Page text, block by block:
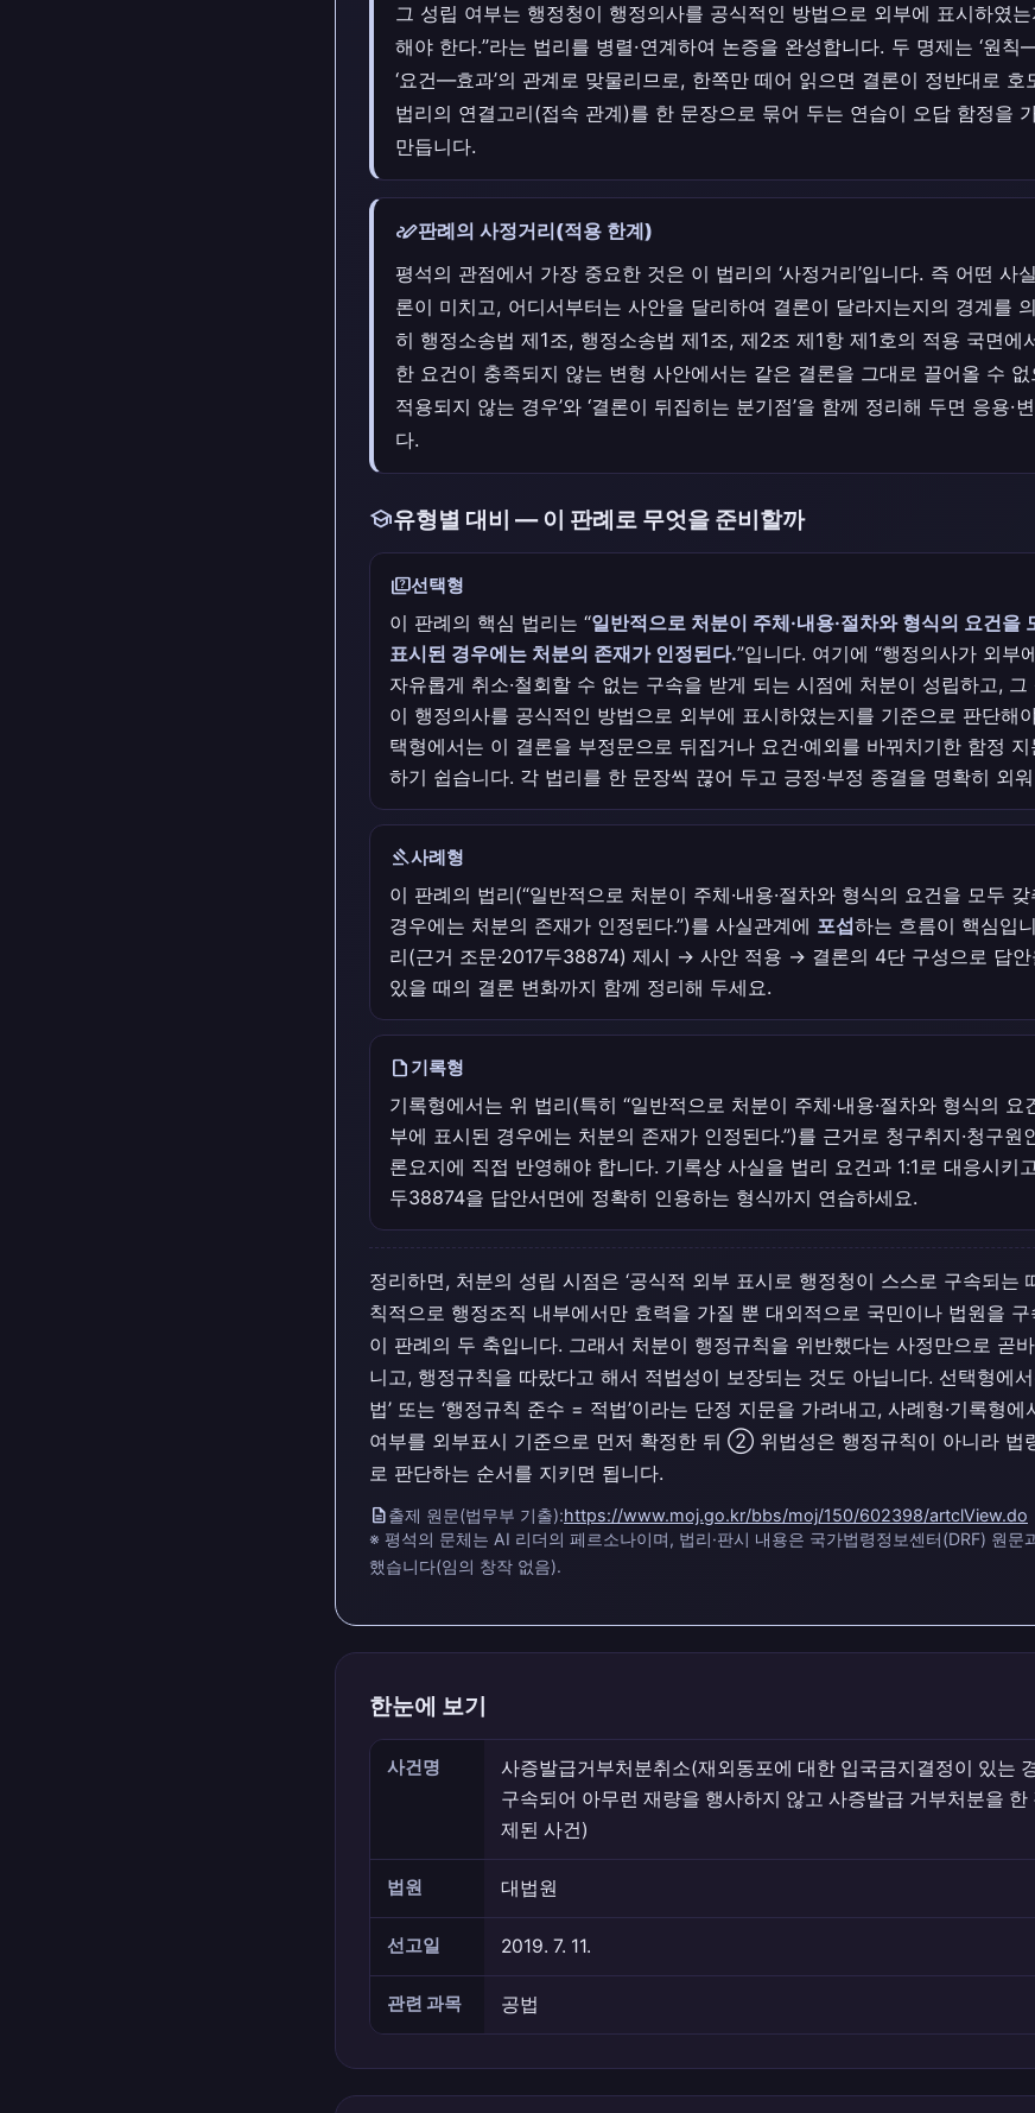
그 성립 여부는 행정청이 행정의사를 공식적인 방법으로 외부에 표시하였
해야 한다.”라는 법리를 병렬·연계하여 논증을 완성합니다. 두 명제는 ‘원칙
‘요건—효과’의 관계로 맞물리므로, 한쪽만 떼어 읽으면 결론이 정반대로 호
법리의 연결고리(접속 관계)를 한 문장으로 묶어 두는 연습이 오답 함정을
만듭니다.
stylus_note판례의 사정거리(적용 한계)
평석의 관점에서 가장 중요한 것은 이 법리의 ‘사정거리’입니다. 즉 어떤 사
론이 미치고, 어디서부터는 사안을 달리하여 결론이 달라지는지의 경계를
히 행정소송법 제1조, 행정소송법 제1조, 제2조 제1항 제1호의 적용 국면에
한 요건이 충족되지 않는 변형 사안에서는 같은 결론을 그대로 끌어올 수 없
적용되지 않는 경우’와 ‘결론이 뒤집히는 분기점’을 함께 정리해 두면 응용·
다.
school유형별 대비 — 이 판례로 무엇을 준비할까
quiz선택형
이 판례의 핵심 법리는 “일반적으로 처분이 주체·내용·절차와 형식의 요건을
표시된 경우에는 처분의 존재가 인정된다.”입니다. 여기에 “행정의사가 외부
자유롭게 취소·철회할 수 없는 구속을 받게 되는 시점에 처분이 성립하고,
이 행정의사를 공식적인 방법으로 외부에 표시하였는지를 기준으로 판단해
택형에서는 이 결론을 부정문으로 뒤집거나 요건·예외를 바꿔치기한 함정
하기 쉽습니다. 각 법리를 한 문장씩 끊어 두고 긍정·부정 종결을 명확히 외
gavel사례형
이 판례의 법리(“일반적으로 처분이 주체·내용·절차와 형식의 요건을 모두
경우에는 처분의 존재가 인정된다.”)를 사실관계에 포섭하는 흐름이 핵심입
리(근거 조문·2017두38874) 제시 → 사안 적용 → 결론의 4단 구성으로 답안
있을 때의 결론 변화까지 함께 정리해 두세요.
draft 기록형
기록형에서는 위 법리(특히 “일반적으로 처분이 주체·내용·절차와 형식의 요
부에 표시된 경우에는 처분의 존재가 인정된다.”)를 근거로 청구취지·청구원
론요지에 직접 반영해야 합니다. 기록상 사실을 법리 요건과 1:1로 대응시키
두38874을 답안서면에 정확히 인용하는 형식까지 연습하세요.
정리하면, 처분의 성립 시점은 ‘공식적 외부 표시로 행정청이 스스로 구속되는
칙적으로 행정조직 내부에서만 효력을 가질 뿐 대외적으로 국민이나 법원을
이 판례의 두 축입니다. 그래서 처분이 행정규칙을 위반했다는 사정만으로 곧
니고, 행정규칙을 따랐다고 해서 적법성이 보장되는 것도 아닙니다. 선택형에
법’ 또는 ‘행정규칙 준수 = 적법’이라는 단정 지문을 가려내고, 사례형·기록형
여부를 외부표시 기준으로 먼저 확정한 뒤 ② 위법성은 행정규칙이 아니라 법
로 판단하는 순서를 지키면 됩니다.
description출제 원문(법무부 기출):https://www.moj.go.kr/bbs/moj/150/602398/artclView.do
※ 평석의 문체는 AI 리더의 페르소나이며, 법리·판시 내용은 국가법령정보센터(DRF) 원문
했습니다(임의 창작 없음).
한눈에 보기
사건명
사증발급거부처분취소(재외동포에 대한 입국금지결정이 있는
구속되어 아무런 재량을 행사하지 않고 사증발급 거부처분을 한
제된 사건)
법원 대법원
선고일 2019. 7. 11.
관련 과목 공법